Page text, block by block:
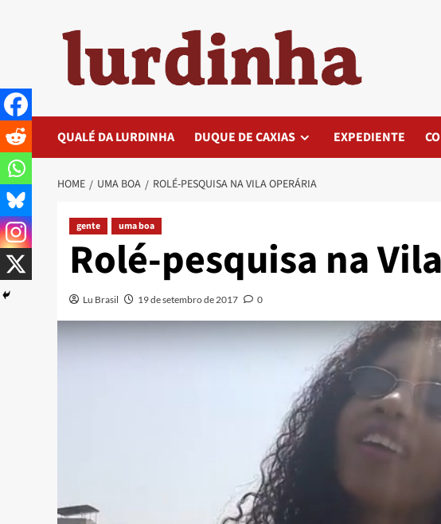
QUALÉ DA LURDINHA DUQUE DE CAXIAS EXPEDIENTE
HOME UMA BOA ROLÉ-PESQUISA NA VILA OPERÁRIA
gente uma boa
Rolé-pesquisa na
Lu Brasil 19 de setembro de 2017 0